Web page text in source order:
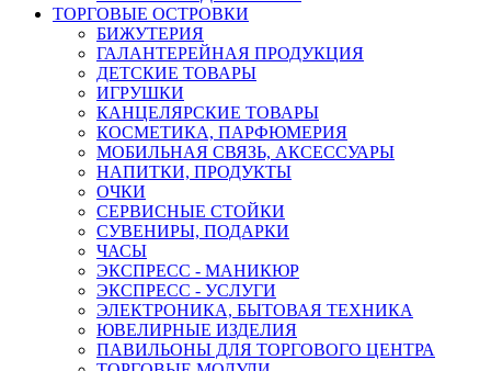
ТОРГОВЫЕ ОСТРОВКИ
БИЖУТЕРИЯ
ГАЛАНТЕРЕЙНАЯ ПРОДУКЦИЯ
ДЕТСКИЕ ТОВАРЫ
ИГРУШКИ
КАНЦЕЛЯРСКИЕ ТОВАРЫ
КОСМЕТИКА, ПАРФЮМЕРИЯ
МОБИЛЬНАЯ СВЯЗЬ, АКСЕССУАРЫ
НАПИТКИ, ПРОДУКТЫ
ОЧКИ
СЕРВИСНЫЕ СТОЙКИ
СУВЕНИРЫ, ПОДАРКИ
ЧАСЫ
ЭКСПРЕСС - МАНИКЮР
ЭКСПРЕСС - УСЛУГИ
ЭЛЕКТРОНИКА, БЫТОВАЯ ТЕХНИКА
ЮВЕЛИРНЫЕ ИЗДЕЛИЯ
ПАВИЛЬОНЫ ДЛЯ ТОРГОВОГО ЦЕНТРА